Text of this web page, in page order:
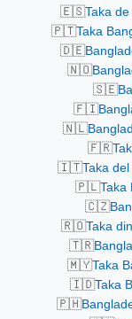
🇪🇸Taka
🇵🇹Taka
🇩🇪
🇳🇴
🇸🇪
🇫🇮
🇳🇱
🇫🇷
🇮🇹Taka
🇵🇱Taka
🇨🇿
🇷🇴Taka
🇹🇷
🇲🇾Taka
🇮🇩Taka
🇵🇭